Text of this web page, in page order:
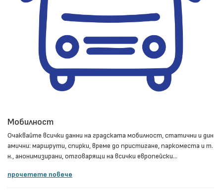
Мобилност
Очаквайте всички данни на градската мобилност, статични и дин
амични: маршрути, спирки, време до пристигане, паркоместа и т.
н., анонимизирани, отговарящи на всички европейски...
прочетете повече